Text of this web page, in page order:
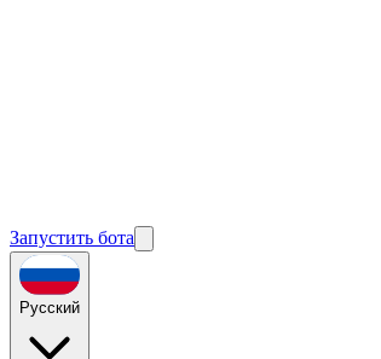
Запустить бота
Русский